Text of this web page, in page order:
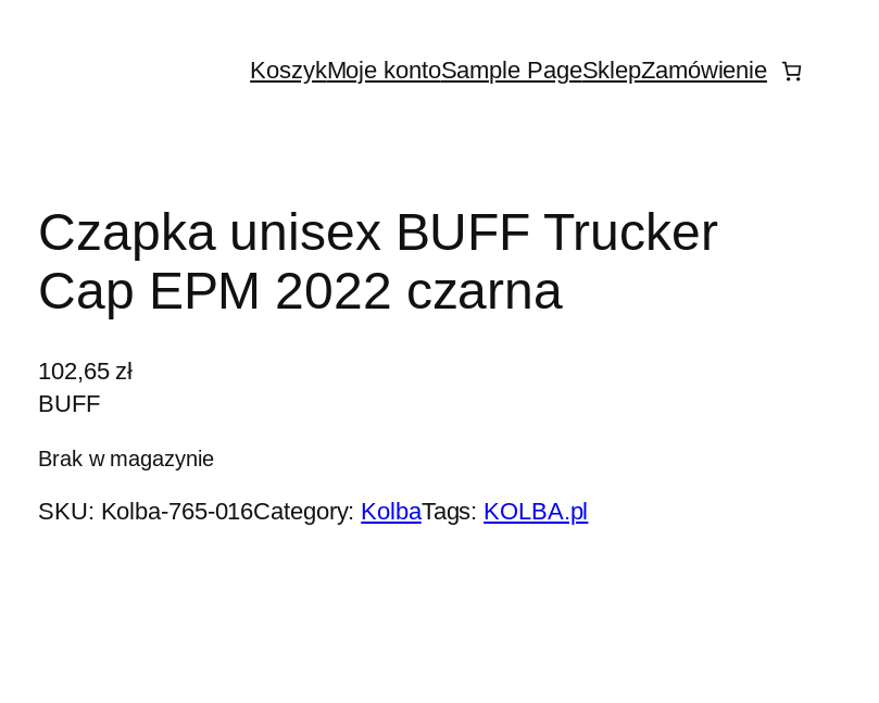
KoszykMoje kontoSample PageSklepZamówienie
Czapka unisex BUFF Trucker
Cap EPM 2022 czarna
102,65zł
BUFF
Brak w magazynie
SKU: Kolba-765-016Category: KolbaTags: KOLBA.pl